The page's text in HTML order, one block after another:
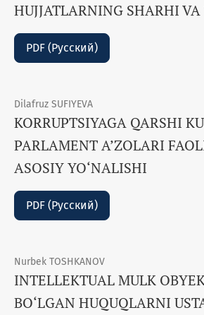
HUJJATLARNING SHARHI
PDF (Русский)
Dilafruz SUFIYEVA
KORRUPTSIYAGA QARSHI
PARLAMENT A’ZOLARI
ASOSIY YO‘NALISHI
PDF (Русский)
Nurbek TOSHKANOV
INTELLEKTUAL MULK
BO‘LGAN HUQUQLARNI